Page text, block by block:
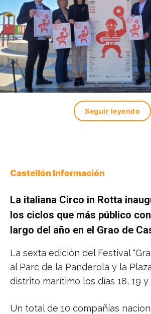
Seguir leyendo
Castellón Información
La italiana Circo in Rotta
los ciclos que más público
largo del año en el Grao de
La sexta edición del Festival
al Parc de la Panderola y la
distrito marítimo los días 18, 19 y
Un total de 10 compañías